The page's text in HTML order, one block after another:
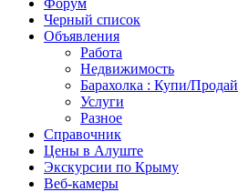
Форум
Черный список
Объявления
Работа
Недвижимость
Барахолка : Купи/Продай
Услуги
Разное
Справочник
Цены в Алуште
Экскурсии по Крыму
Веб-камеры